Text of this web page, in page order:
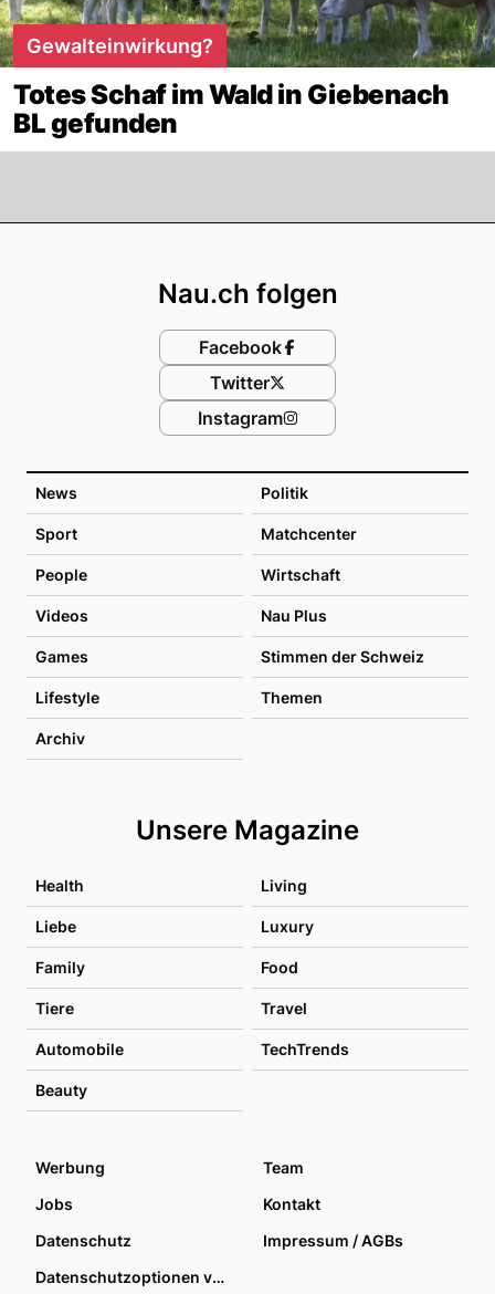
Gewalteinwirkung?
Totes Schaf im Wald in Giebenach
BL gefunden
News Politik
Sport Matchcenter
People Wirtschaft
Videos Nau Plus
Games Stimmen der Schweiz
Lifestyle Themen
Archiv
Unsere Magazine
Health Living
Liebe Luxury
Family Food
Tiere Travel
Automobile TechTrends
Beauty
Nau.ch folgen
Facebook
Twitter
Instagram
Werbung
Team
Jobs
Kontakt
Datenschutz
Impressum / AGBs
Datenschutzoptionen verwalten